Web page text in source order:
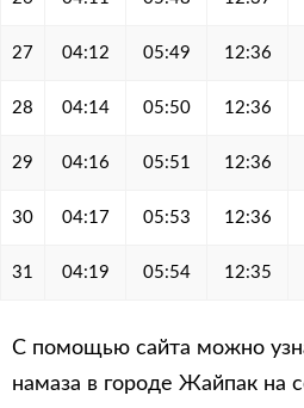
27 04:12 05:49 12:36
28 04:14 05:50 12:36
29 04:16 05:51 12:36
30 04:17 05:53 12:36
31 04:19 05:54 12:35
С помощью сайта можно
намаза в городе Жайпак на